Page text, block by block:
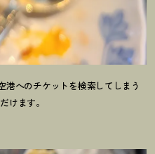
へのチケットを検索してしまう
けます。